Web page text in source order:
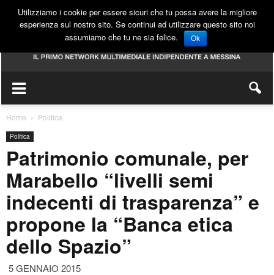
Home Politica
Politica
Patrimonio comunale, per
Marabello “livelli semi
indecenti di trasparenza” e
propone la “Banca etica
dello Spazio”
5 GENNAIO 2015
Utilizziamo i cookie per essere sicuri che tu possa avere la migliore
esperienza sul nostro sito. Se continui ad utilizzare questo sito noi
assumiamo che tu ne sia felice.
Ok